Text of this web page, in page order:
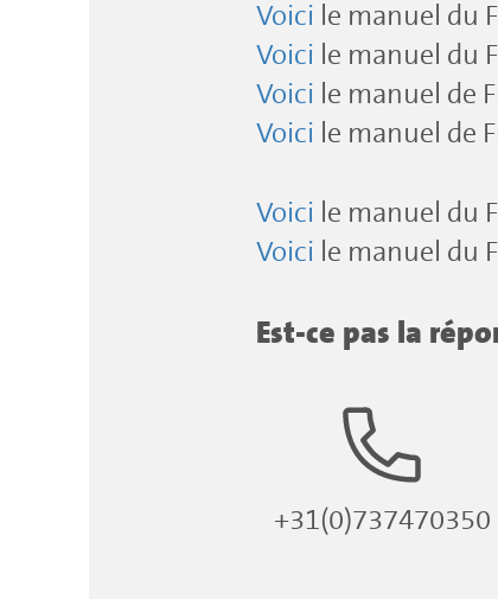
Voici le manuel du
Voici le manuel du
Voici le manuel de
Voici le manuel de
Voici le manuel du
Voici le manuel du
Est-ce pas la
+31(0)737470350